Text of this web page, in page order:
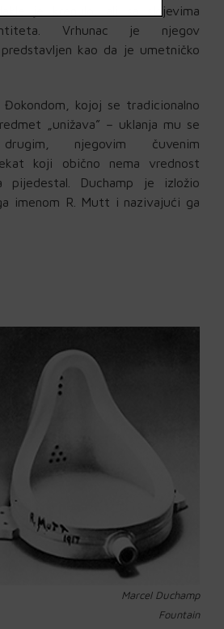
je krenulo, ali sa slojevima
Vrhunac je njegov
kao da je umetničko
kojoj se tradicionalno
„unižava” – uklanja mu se
njegovim čuvenim
koji obično nema vrednost
pijedestal. Duchamp je izložio
imenom R. Mutt i nazivajući ga
Marcel Duchamp
Fountain